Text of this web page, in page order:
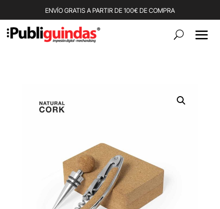
ENVÍO GRATIS A PARTIR DE 100€ DE COMPRA